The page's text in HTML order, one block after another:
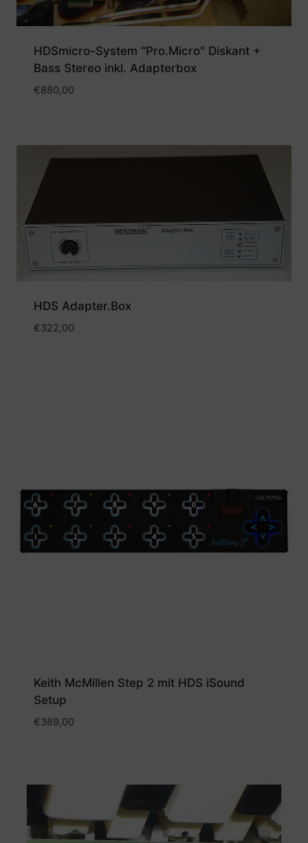
HDSmicro-System "Pro.Micro" Diskant +
Bass Stereo inkl. Adapterbox
€880,00
HDS Adapter.Box
€322,00
Keith McMillen Step 2 mit HDS iSound
Setup
€389,00